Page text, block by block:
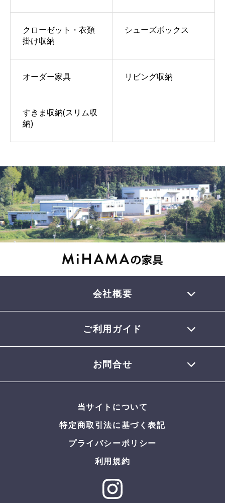
クローゼット・衣類
掛け収納
シューズボックス
オーダー家具 リビング収納
すきま収納(スリム収
納)
会社概要
ご利用ガイド
お支払いについて
返品・交換について
よくある質問
お問合せ
当サイトについて
特定商取引法に基づく表記
プライバシーポリシー
利用規約